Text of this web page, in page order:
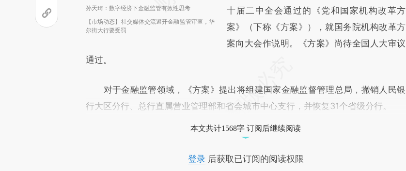
孙天琦：数字经济下金融监管有效性思考
【市场动态】社交媒体交流避开金融监管审查，华
尔街大行要受罚
十届二中全会通过的《党和国家机构改革方
案》（下称《方案》），就国务院机构改革方
案向大会作说明。《方案》尚待全国人大审议
通过。
对于金融监管领域，《方案》提出将组建国家金融监督管理总局，撤销人民银
行大区分行、总行直属营业管理部和省会城市中心支行，并恢复31个省级分行。
本文共计1568字 订阅后继续阅读
登录后获取已订阅的阅读权限